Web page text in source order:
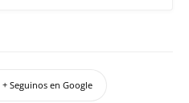
+ Seguinos en Google